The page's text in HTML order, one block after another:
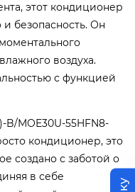
этот кондиционер
безопасность. Он
воздуха.
с функцией
B/MOE30U-55HFN8-
кондиционер, это
создано с заботой о
в себе